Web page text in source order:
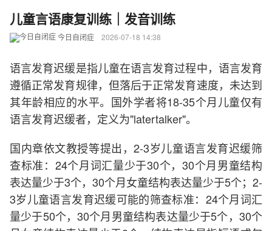
儿童言语康复训练｜发音训练
今日自闭症 2026-07-18 14:38
语言发育迟缓是指儿童在语言发育过程中，语言发育
遵循正常发育规律，但落后于正常发育速度，未达到
其年龄相应的水平。国外学者将18-35个月儿童仅有
语言发育迟缓者，定义为"latertalker"。
国内章依文教授等提出，2-3岁儿童语言发育迟缓筛
查标准：24个月词汇量少于30个，30个月男童结构
表达量少于3个，30个月女童结构表达量少于5个；2-
3岁儿童语言发育迟缓可能的筛查标准：24个月词汇
量少于50个，30个月男童结构表达量少于5个，30个